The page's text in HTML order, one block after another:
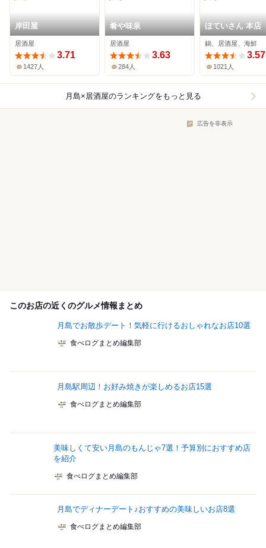
岸田屋
居酒屋
3.71
1427人
肴や味泉
居酒屋
3.63
284人
ほていさん 本店
鍋、居酒屋、海鮮
3.57
1021人
月島×居酒屋のランキングをもっと見る
広告を非表示
このお店の近くのグルメ情報まとめ
月島でお散歩デート！気軽に行けるおしゃれなお店10選
食べログまとめ編集部
月島駅周辺！お好み焼きが楽しめるお店15選
食べログまとめ編集部
美味しくて安い月島のもんじゃ7選！予算別におすすめ店
を紹介
食べログまとめ編集部
月島でディナーデート♪おすすめの美味しいお店8選
食べログまとめ編集部